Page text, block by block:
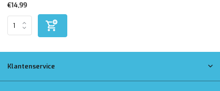
€14,99
Klantenservice